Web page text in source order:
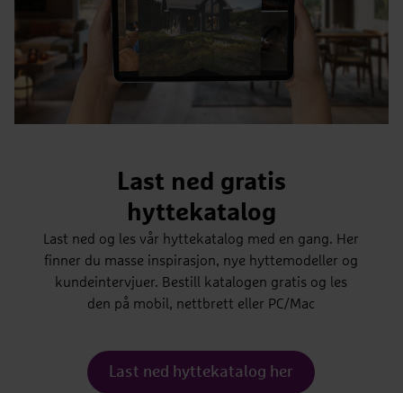
Foris Unum
Antall soverom
3 soverom BYA
BYA 96 m2
Last ned gratis
hyttekatalog
Last ned og les vår hyttekatalog med en gang. Her
finner du masse inspirasjon, nye hyttemodeller og
kundeintervjuer. Bestill katalogen gratis og les
den på mobil, nettbrett eller PC/Mac
Last ned hyttekatalog her